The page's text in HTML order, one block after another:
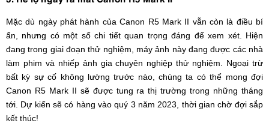
Mặc dù ngày phát hành của Canon R5 Mark II vẫn còn là điều bí
ẩn, nhưng có một số chi tiết quan trọng đáng để xem xét. Hiện
đang trong giai đoạn thử nghiệm, máy ảnh này đang được các nhà
làm phim và nhiếp ảnh gia chuyên nghiệp thử nghiệm. Ngoại trừ
bất kỳ sự cố không lường trước nào, chúng ta có thể mong đợi
Canon R5 Mark II sẽ được tung ra thị trường trong những tháng
tới. Dự kiến sẽ có hàng vào quý 3 năm 2023, thời gian chờ đợi sắp
kết thúc!